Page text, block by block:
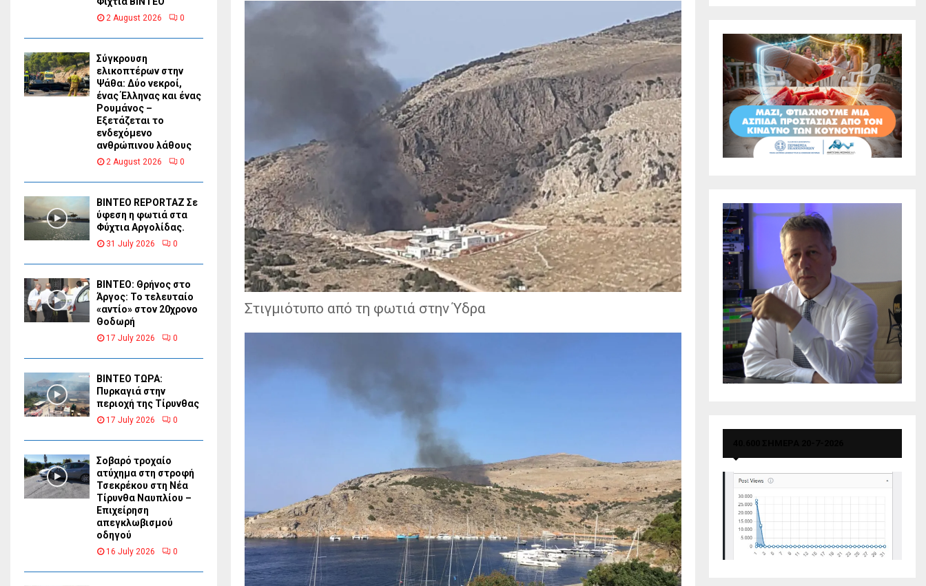
Στιγμιότυπο από τη φωτιά στην Ύδρα
2 August 2026 0
Σύγκρουση
ελικοπτέρων στην
Ψάθα: Δύο νεκροί,
ένας Έλληνας και ένας
Ρουμάνος –
Εξετάζεται το
ενδεχόμενο
ανθρώπινου λάθους
2 August 2026 0
BINTEO REPORTAZ Σε
ύφεση η φωτιά στα
Φύχτια Αργολίδας.
31 July 2026 0
ΒΙΝΤΕΟ: Θρήνος στο
Άργος: Το τελευταίο
«αντίο» στον 20χρονο
Θοδωρή
17 July 2026 0
ΒΙΝΤΕΟ ΤΩΡΑ:
Πυρκαγιά στην
περιοχή της Τίρυνθας
17 July 2026 0
Σοβαρό τροχαίο
ατύχημα στη στροφή
Τσεκρέκου στη Νέα
Τίρυνθα Ναυπλίου –
Επιχείρηση
απεγκλωβισμού
οδηγού
16 July 2026 0